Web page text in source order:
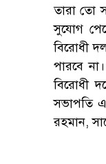
তারা তো
সুযোগ
বিরোধী
পারবে
বিরোধী
সভাপতি
রহমান,